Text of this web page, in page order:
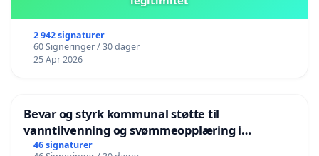
2 942 signaturer
60 Signeringer / 30 dager
25 Apr 2026
Bevar og styrk kommunal støtte til
vanntilvenning og svømmeopplæring i
barnehagene i Haugesund
46 signaturer